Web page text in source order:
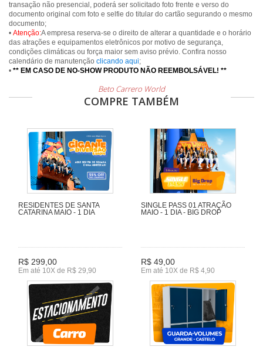
transação não presencial, poderá ser solicitado foto frente e verso do
documento original com foto e selfie do titular do cartão segurando o mesmo
documento;
• Atenção:A empresa reserva-se o direito de alterar a quantidade e o horário
das atrações e equipamentos eletrônicos por motivo de segurança,
condições climáticas ou força maior sem aviso prévio. Confira nosso
calendário de manutenção clicando aqui;
• ** EM CASO DE NO-SHOW PRODUTO NÃO REEMBOLSÁVEL! **
Beto Carrero World
COMPRE TAMBÉM
RESIDENTES DE SANTA
CATARINA MAIO - 1 DIA
R$ 299,00
Em até 10X de R$ 29,90
SINGLE PASS 01 ATRAÇÃO
MAIO - 1 DIA - BIG DROP
R$ 49,00
Em até 10X de R$ 4,90